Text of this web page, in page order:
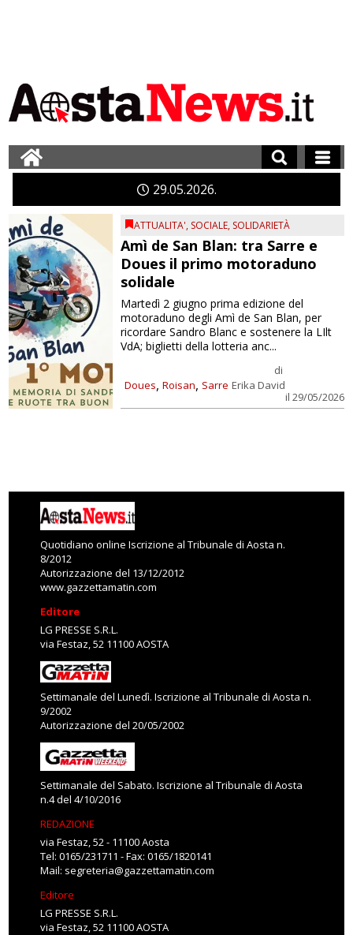
2905 2026
ATTUALITA', SOCIALE, SOLIDARIETÀ
Amì de San Blan: tra Sarre e
Doues il primo motoraduno
solidale
Doues, Roisan, Sarre
di
Erika David
il 29/05/2026
Martedì 2 giugno prima edizione del
motoraduno degli Amì de San Blan, per
ricordare Sandro Blanc e sostenere la LIlt
VdA; biglietti della lotteria anc...
Quotidiano online Iscrizione al Tribunale di Aosta n.
8/2012
Autorizzazione del 13/12/2012
www.gazzettamatin.com
Editore
LG PRESSE S.R.L.
via Festaz, 52 11100 AOSTA
Settimanale del Lunedì. Iscrizione al Tribunale di Aosta n.
9/2002
Autorizzazione del 20/05/2002
Settimanale del Sabato. Iscrizione al Tribunale di Aosta
n.4 del 4/10/2016
REDAZIONE
via Festaz, 52 - 11100 Aosta
Tel: 0165/231711 - Fax: 0165/1820141
Mail: segreteria@gazzettamatin.com
Editore
LG PRESSE S.R.L.
via Festaz, 52 11100 AOSTA